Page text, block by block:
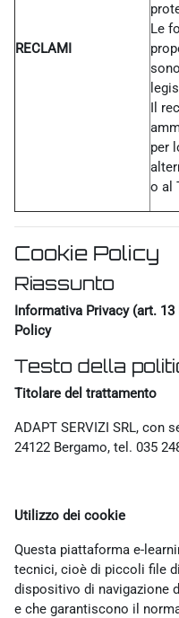
RECLAMI
Le
Il
per
o al
Cookie Policy
Riassunto
Informativa Privacy (art.
Policy
Testo della
Titolare del trattamento
ADAPT SERVIZI SRL, con
24122 Bergamo, tel. 035
Utilizzo dei cookie
Questa piattaforma e-
tecnici, cioè di piccoli file
dispositivo di navigazione
e che garantiscono il